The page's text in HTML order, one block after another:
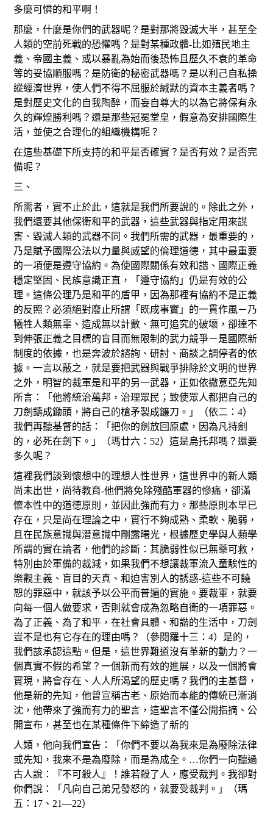
多麼可憐的和平啊！
那麼，什麼是你們的武器呢？是對那將毀滅大半，甚至全
人類的空前死戰的恐懼嗎？是對某種政體-比如殖民地主
義、帝國主義、或以暴亂為始而後恐怖且歷久不衰的革命
等的妥協順服嗎？是防衛的秘密武器嗎？是以利己自私操
縱經濟世界，使人們不得不屈服於緘默的資本主義者嗎？
是對歷史文化的自我陶醉，而妄自尊大的以為它將保有永
久的輝煌勝利嗎？還是那些冠冕堂皇，假意為安排國際生
活，並使之合理化的組織機構呢？
在這些基礎下所支持的和平是否確實？是否有效？是否完
備呢？
三、
所需者，實不止於此，這就是我們所要說的。除此之外，
我們還要其他保衛和平的武器，這些武器與指定用來謀
害、毀滅人類的武器不同。我們所需的武器，最重要的，
乃是賦予國際公法以力量與威望的倫理道德，其中最重要
的一項便是遵守協約。為使國際關係有效和諧、國際正義
穩定堅固、民族意識正直，「遵守協約」仍是有效的公
理。這條公理乃是和平的盾甲，因為那裡有協約不是正義
的反照？必須絕對廢止所謂「既成事實」的一貫作風－乃
犧牲人類無辜、造成無以計數、無可追究的破壞，卻達不
到伸張正義之目標的盲目而無限制的武力競爭－是國際新
制度的依據，也是奔波於諮詢、研討、商談之調停者的依
據。一言以蔽之，就是要把武器與戰爭排除於文明的世界
之外，明智的裁軍是和平的另一武器，正如依撒意亞先知
所言：「他將統治萬邦，治理眾民；致使眾人都把自己的
刀劍鑄成鋤頭，將自己的槍矛製成鐮刀。」（依二：4）
我們再聽基督的話：「把你的劍放回原處，因為凡持劍
的，必死在劍下。」（瑪廿六：52）這是烏托邦嗎？還要
多久呢？
這裡我們談到懷想中的理想人性世界，這世界中的新人類
尚未出世，尚待教育-他們將免除殘酷軍器的慘痛，卻滿
懷本性中的道德原則，並因此強而有力。那些原則本早已
存在，只是尚在理論之中，實行不夠成熟、柔軟、脆弱，
且在民族意識與潛意識中剛露曙光，根據歷史學與人類學
所謂的實在論者，他們的診斷：其脆弱性似已無藥可救，
特別由於軍備的裁減，如果我們不想讓裁軍流入童騃性的
樂觀主義、盲目的天真、和迫害別人的誘惑-這些不可饒
恕的罪惡中，就該予以公平而普遍的實施。要裁軍，就要
向每一個人做要求，否則就會成為忽略自衛的一項罪惡。
為了正義、為了和平，在社會具體、和諧的生活中，刀劍
豈不是也有它存在的理由嗎？（參閱羅十三：4）是的，
我們該承認這點。但是，這世界難道沒有革新的動力？一
個真實不假的希望？一個新而有效的進展，以及一個將會
實現，將會存在、人人所渴望的歷史嗎？我們的主基督，
他是新的先知，他曾宣稱古老、原始而本能的傳統已漸消
沈，他帶來了強而有力的聖言，這聖言不僅公開指摘、公
開宣布，甚至也在某種條件下締造了新的
人類，他向我們宣告：「你們不要以為我來是為廢除法律
或先知，我來不是為廢除，而是為成全。…你們一向聽過
古人說：『不可殺人』！誰若殺了人，應受裁判。我卻對
你們說：「凡向自己弟兄發怒的，就要受裁判。」（瑪
五：17、21—22）